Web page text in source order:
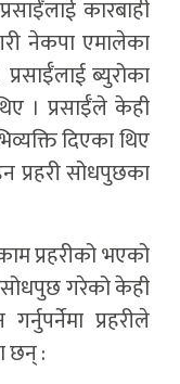
कारबाही
नेकपा एमालेका
ब्युरोका
। प्रसाईँले केही
दिएका थिए
प्रहरी सोधपुछका
प्रहरीको भएको
सोधपुछ गरेको केही
प्रहरीले
छन् :